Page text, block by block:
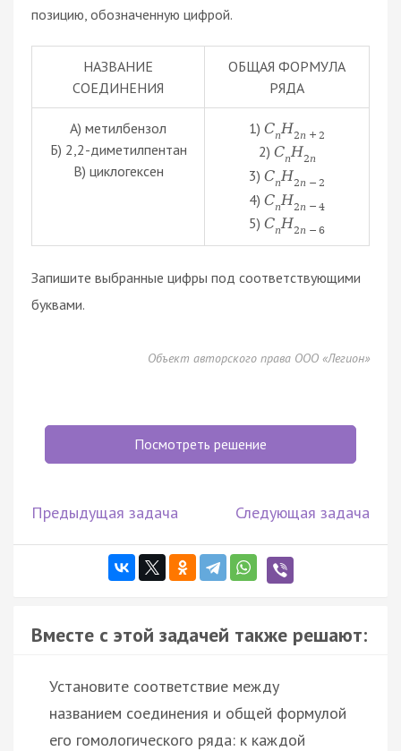
позицию, обозначенную цифрой.
НАЗВАНИЕ
СОЕДИНЕНИЯ
ОБЩАЯ ФОРМУЛА
РЯДА
А) метилбензол
Б) 2,2-диметилпентан
В) циклогексен
1) СnН2n + 2
2) СnН2n
3) СnН2n − 2
4) СnН2n − 4
5) СnН2n − 6
Запишите выбранные цифры под соответствующими
буквами.
Объект авторского права ООО «Легион»
Посмотреть решение
Предыдущая задача Следующая задача
Вместе с этой задачей также решают:
Установите соответствие между
названием соединения и общей формулой
его гомологического ряда: к каждой